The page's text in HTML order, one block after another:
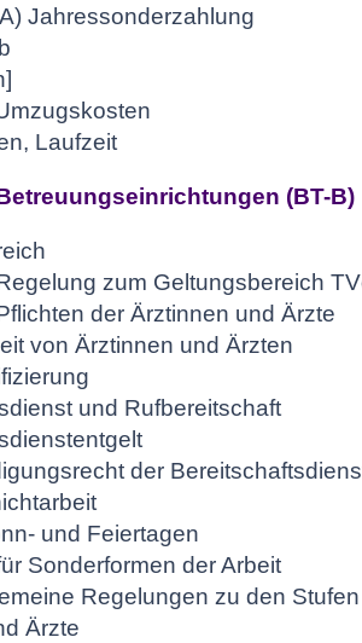
Jahressonderzahlung
Laufzeit
(BT-B)
zum Geltungsbereich
der Ärztinnen und Ärzte
von Ärztinnen und Ärzten
und Rufbereitschaft
der
und Feiertagen
Sonderformen der Arbeit
Regelungen zu den Stufen
Ärzte